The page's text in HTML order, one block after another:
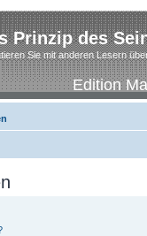
Prinzip des
Sie mit anderen Lesern
Edition